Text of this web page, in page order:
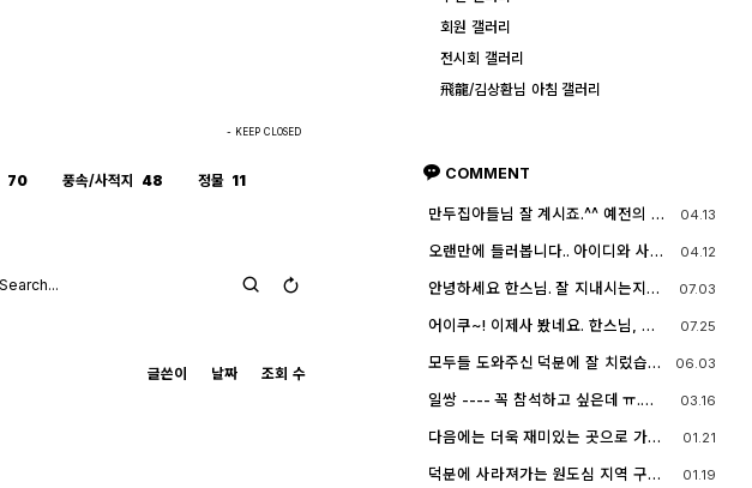
- KEEP CLOSED
70 풍속/사적지 48 정물 11
글쓴이 날짜 조회 수
회원 갤러리
전시회 갤러리
飛龍/김상환님 아침 갤러리
COMMENT
만두집아들님 잘 계시죠.^^ 예전의 그
기억이 납니다. ^^;; djslr 홈페이지 활
동 및 사진 활동이 예전 같지는 않지
만, 동호회 활동의 추억을 남길 겸 가
능한 계속 홈페이지를 유지할 예정입
요.^^
04.13
오랜만에 들러봅니다.. 아이디와 사진
네요^^.. 다들 잘 지내시죠? 제가 이곳
에서 활동할때 까마득했던 회원님들
이었는데 이제 제가 그 나이가 되버렸
습니다^^..
04.12
안녕하세요 한스님. 잘 지내시는지
시간이었습니다
07.03
어이쿠~! 이제사 봤네요. 한스님, 안
07.25
모두들 도와주신 덕분에 잘 치렀습니
06.03
일쌍 ---- 꼭 참석하고 싶은데 ㅠ.
다. (다음에 개인적으로 들리겠습니
다)
03.16
다음에는 더욱 재미있는 곳으로 가보
네요.
01.21
덕분에 사라져가는 원도심 지역 구경
01.19